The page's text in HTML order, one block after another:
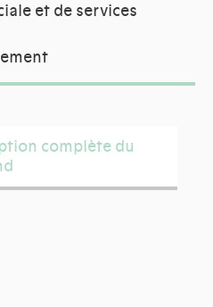
et de services
complète du